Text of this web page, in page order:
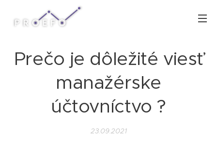
Prečo je dôležité viesť
manažérske
účtovníctvo ?
23.09.2021